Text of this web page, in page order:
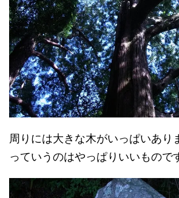
周りには大きな木がいっぱいあり
っていうのはやっぱりいいもので